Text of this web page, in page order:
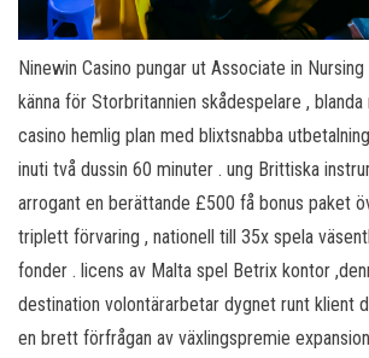
Ninewin Casino pungar ut Associate in
känna för Storbritannien skådespelare , blanda
casino hemlig plan med blixtsnabba
inuti två dussin 60 minuter . ung Brittiska
arrogant en berättande £500 få bonus paket
triplett förvaring , nationell till 35x spela
fonder . licens av Malta spel Betrix kontor
destination volontärarbetar dygnet runt klient
en brett förfrågan av växlingspremie